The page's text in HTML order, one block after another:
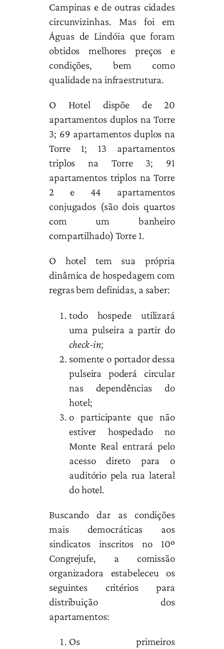
Campinas e de outras cidades
circunvizinhas. Mas foi em
Águas de Lindóia que foram
obtidos melhores preços e
condições, bem como
qualidade na infraestrutura.
O Hotel dispõe de 20
apartamentos duplos na Torre
3; 69 apartamentos duplos na
Torre 1; 13 apartamentos
triplos na Torre 3; 91
apartamentos triplos na Torre
2 e 44 apartamentos
conjugados (são dois quartos
com um banheiro
compartilhado) Torre 1.
O hotel tem sua própria
dinâmica de hospedagem com
regras bem definidas, a saber:
todo hospede utilizará
uma pulseira a partir do
check-in;
somente o portador dessa
pulseira poderá circular
nas dependências do
hotel;
o participante que não
estiver hospedado no
Monte Real entrará pelo
acesso direto para o
auditório pela rua lateral
do hotel.
Buscando dar as condições
mais democráticas aos
sindicatos inscritos no 10º
Congrejufe, a comissão
organizadora estabeleceu os
seguintes critérios para
distribuição dos
apartamentos:
Os primeiros